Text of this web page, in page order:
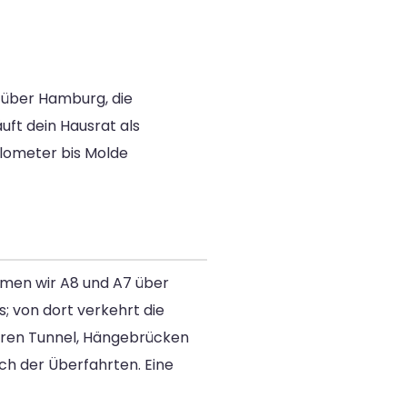
Hamburg, die
dein Hausrat als
bis Molde
wir A8 und A7 über
von dort verkehrt die
Tunnel, Hängebrücken
der Überfahrten. Eine